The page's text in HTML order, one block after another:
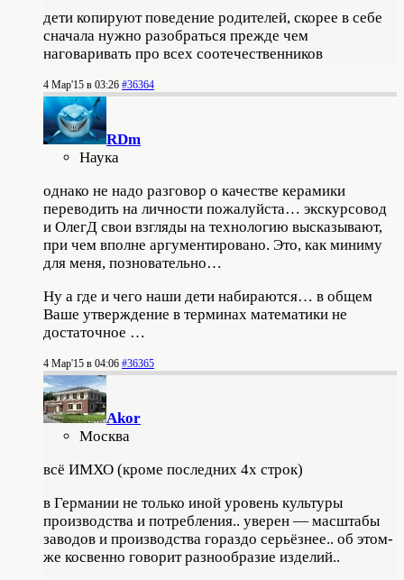
дети копируют поведение родителей, скорее в себе
сначала нужно разобраться прежде чем
наговаривать про всех соотечественников
4 Мар'15 в 03:26 #36364
RDm
Наука
однако не надо разговор о качестве керамики
переводить на личности пожалуйста… экскурсовод
и ОлегД свои взгляды на технологию высказывают,
при чем вполне аргументировано. Это, как миниму
для меня, позновательно…
Ну а где и чего наши дети набираются… в общем
Ваше утверждение в терминах математики не
достаточное …
4 Мар'15 в 04:06 #36365
Akor
Москва
всё ИМХО (кроме последних 4х строк)
в Германии не только иной уровень культуры
производства и потребления.. уверен — масштабы
заводов и производства гораздо серьёзнее.. об этом-
же косвенно говорит разнообразие изделий..